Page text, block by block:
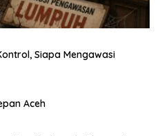
Siapa Mengawasi
Aceh